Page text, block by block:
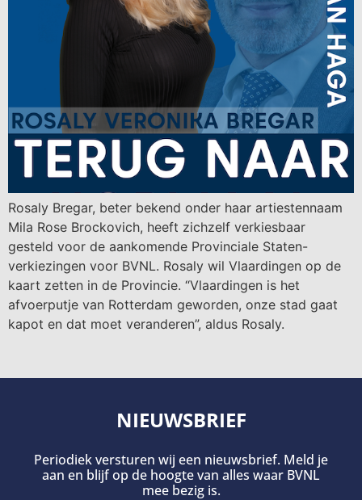
Rosaly Bregar, beter bekend onder haar artiestennaam
Mila Rose Brockovich, heeft zichzelf verkiesbaar
gesteld voor de aankomende Provinciale Staten-
verkiezingen voor BVNL. Rosaly wil Vlaardingen op de
kaart zetten in de Provincie. “Vlaardingen is het
afvoerputje van Rotterdam geworden, onze stad gaat
kapot en dat moet veranderen”, aldus Rosaly.
NIEUWSBRIEF
Periodiek versturen wij een nieuwsbrief. Meld je
aan en blijf op de hoogte van alles waar BVNL
mee bezig is.